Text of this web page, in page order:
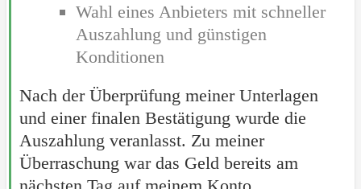
Wahl eines Anbieters mit schneller
Auszahlung und günstigen
Konditionen
Nach der Überprüfung meiner Unterlagen
und einer finalen Bestätigung wurde die
Auszahlung veranlasst. Zu meiner
Überraschung war das Geld bereits am